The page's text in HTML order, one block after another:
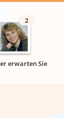
2
erwarten Sie